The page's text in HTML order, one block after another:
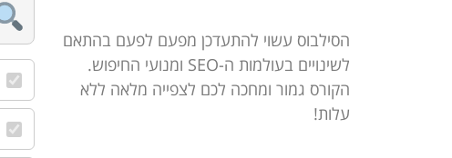
הסילבוס עשוי להתעדכן מפעם לפעם בהתאם
לשינויים בעולמות ה-SEO ומנועי החיפוש.
הקורס גמור ומחכה לכם לצפייה מלאה ללא
עלות!